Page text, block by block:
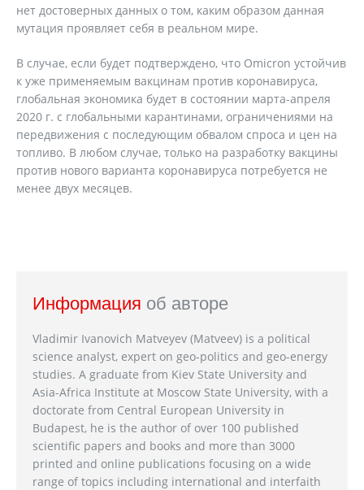
нет достоверных данных о том, каким образом данная
мутация проявляет себя в реальном мире.
В случае, если будет подтверждено, что Omicron устойчив
к уже применяемым вакцинам против коронавируса,
глобальная экономика будет в состоянии марта-апреля
2020 г. с глобальными карантинами, ограничениями на
передвижения с последующим обвалом спроса и цен на
топливо. В любом случае, только на разработку вакцины
против нового варианта коронавируса потребуется не
менее двух месяцев.
Информация об авторе
Vladimir Ivanovich Matveyev (Matveev) is a political
science analyst, expert on geo-politics and geo-energy
studies. A graduate from Kiev State University and
Asia-Africa Institute at Moscow State University, with a
doctorate from Central European University in
Budapest, he is the author of over 100 published
scientific papers and books and more than 3000
printed and online publications focusing on a wide
range of topics including international and interfaith